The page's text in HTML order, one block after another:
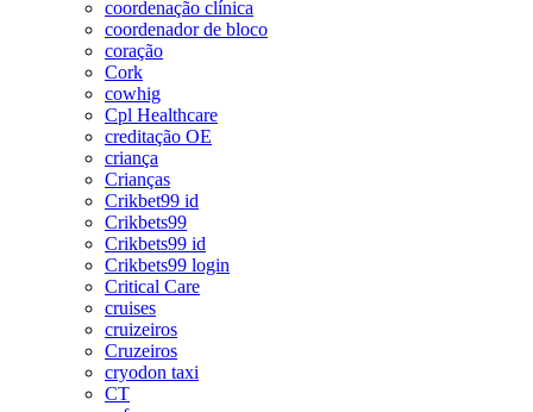
coordenação clínica
coordenador de bloco
coração
Cork
cowhig
Cpl Healthcare
creditação OE
criança
Crianças
Crikbet99 id
Crikbets99
Crikbets99 id
Crikbets99 login
Critical Care
cruises
cruizeiros
Cruzeiros
cryodon taxi
CT